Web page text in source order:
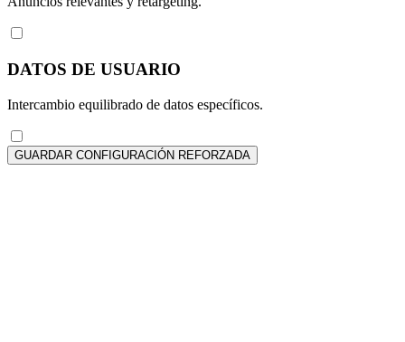
DATOS DE USUARIO
Intercambio equilibrado de datos específicos.
GUARDAR CONFIGURACIÓN REFORZADA